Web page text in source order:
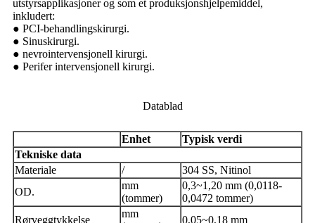
utstyrsapplikasjoner og som et produksjonshjelpemiddel,
inkludert:
● PCI-behandlingskirurgi.
● Sinuskirurgi.
● nevrointervensjonell kirurgi.
● Perifer intervensjonell kirurgi.
Datablad
Enhet
Typisk verdi
Tekniske data
Materiale
/
304 SS, Nitinol
OD.
mm
(tommer)
0,3~1,20 mm (0,0118-
0,0472 tommer)
Rørveggtykkelse
mm
0,05~0,18 mm